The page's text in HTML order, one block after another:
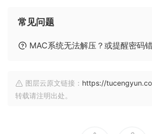
常见问题
MAC系统无法解压？或提醒密码
图层云原文链接： https://
转载请注明出处。